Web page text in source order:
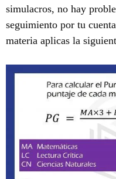
simulacros, no hay
seguimiento por tu
materia aplicas la